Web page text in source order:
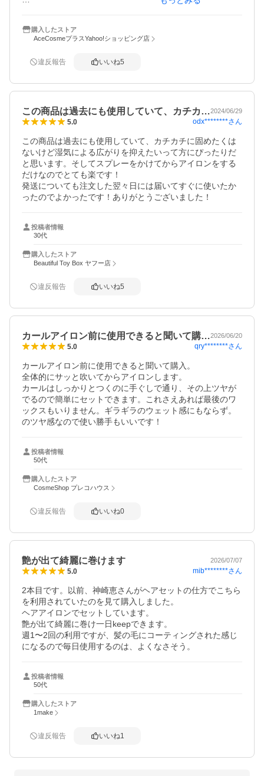
なっています。
購入したストア
AceCosmeプラスYahoo!ショッピング店
違反報告 いいね5
この商品は過去にも使用していて、カチカ…2024/06/29
5.0 odx********さん
この商品は過去にも使用していて、カチカチに固めたくは
ないけど湿気による広がりを抑えたいって方にぴったりだ
と思います。そしてスプレーをかけてからアイロンをする
だけなのでとても楽です！
発送についても注文した翌々日には届いてすぐに使いたか
ったのでよかったです！ありがとうございました！
投稿者情報
30代
購入したストア
Beautiful Toy Box ヤフー店
違反報告 いいね5
カールアイロン前に使用できると聞いて購…2026/06/20
5.0 qry********さん
カールアイロン前に使用できると聞いて購入。
全体的にサッと吹いてからアイロンします。
カールはしっかりとつくのに手ぐしで通り、その上ツヤが
でるので簡単にセットできます。これさえあれば最後のワ
ックスもいりません。ギラギラのウェット感にもならず。
のツヤ感なので使い勝手もいいです！
投稿者情報
50代
購入したストア
CosmeShop プレコハウス
違反報告 いいね0
艶が出て綺麗に巻けます 2026/07/07
5.0 mib********さん
2本目です。以前、神崎恵さんがヘアセットの仕方でこちら
を利用されていたのを見て購入しました。
ヘアアイロンでセットしています。
艶が出て綺麗に巻け一日keepできます。
週1〜2回の利用ですが、髪の毛にコーティングされた感じ
投稿者情報
50代
購入したストア
1make
違反報告 いいね1